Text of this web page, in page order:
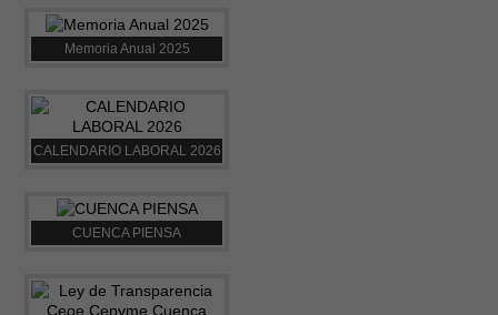
Memoria Anual 2025
CALENDARIO LABORAL 2026
CUENCA PIENSA